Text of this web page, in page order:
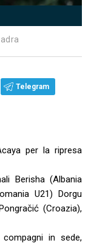
Telegram
per la ripresa
Berisha (Albania
U21) Dorgu
(Croazia),
in sede,